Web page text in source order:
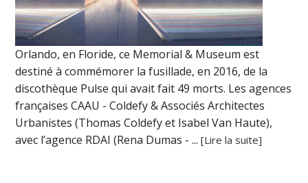
Orlando, en Floride, ce Memorial & Museum est
destiné à commémorer la fusillade, en 2016, de la
discothèque Pulse qui avait fait 49 morts. Les agences
françaises CAAU - Coldefy & Associés Architectes
Urbanistes (Thomas Coldefy et Isabel Van Haute),
avec l’agence RDAI (Rena Dumas - ...[Lire la suite]